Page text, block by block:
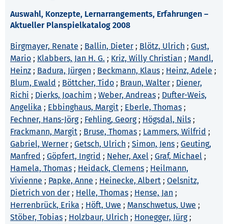
Auswahl, Konzepte, Lernarrangements, Erfahrungen –
Aktueller Planspielkatalog 2008
Birgmayer, Renate ; Ballin, Dieter ; Blötz, Ulrich ; Gust,
Mario ; Klabbers, Jan H. G. ; Kriz, Willy Christian ; Mandl,
Heinz ; Badura, Jürgen ; Beckmann, Klaus ; Heinz, Adele ;
Blum, Ewald ; Böttcher, Tido ; Braun, Walter ; Diener,
Richi ; Dierks, Joachim ; Weber, Andreas ; Dufter-Weis,
Angelika ; Ebbinghaus, Margit ; Eberle, Thomas ;
Fechner, Hans-Jörg; Fehling, Georg; Högsdal, Nils ;
Frackmann, Margit ; Bruse, Thomas ; Lammers, Wilfrid ;
Gabriel, Werner ; Getsch, Ulrich ; Simon, Jens ; Geuting,
Manfred ; Göpfert, Ingrid ; Neher, Axel ; Graf, Michael ;
Hamela, Thomas ; Heidack, Clemens ; Heilmann,
Vivienne ; Papke, Anne ; Heinecke, Albert ; Oelsnitz,
Dietrich von der ; Helle, Thomas ; Hense, Jan ;
Herrenbrück, Erika ; Höft, Uwe ; Manschwetus, Uwe ;
Stöber, Tobias ; Holzbaur, Ulrich ; Honegger, Jürg;